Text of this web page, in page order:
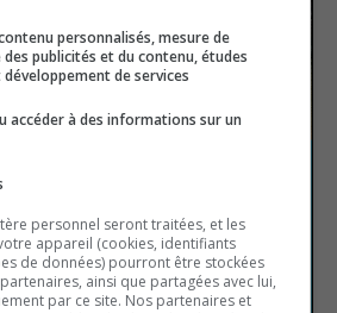
l’évolution
personnalisés, mesure de
publicités et du contenu, études
développement de services
accéder à des informations sur un
personnel seront traitées, et les
appareil (cookies, identifiants
de données) pourront être stockées
ainsi que partagées avec lui,
par ce site. Nos partenaires et